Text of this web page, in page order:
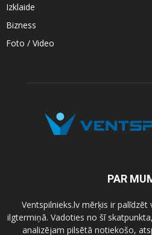
Izklaide
Bizness
Foto / Video
PAR
Ventspilnieks.lv mērķis ir
ilgtermiņā. Vadoties no šī
analizējam pilsētā notiekošo,